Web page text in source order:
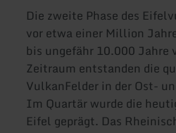
Die zweite Phase des
vor etwa einer Million
bis ungefähr 10.000 Jahre
Zeitraum entstanden die
VulkanFelder in der Ost-
Im Quartär wurde die
Eifel geprägt. Das